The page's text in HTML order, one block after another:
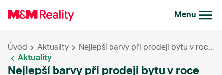
Menu
Úvod Aktuality
Nejlepší barvy při prodeji bytu v roce 2025
Aktuality
Nejlepší barvy při prodeji bytu v roce